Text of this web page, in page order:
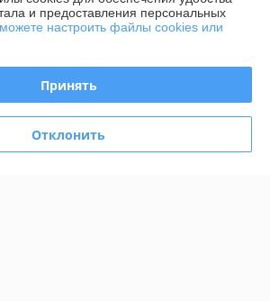
и предоставления персональных
настроить файлы cookies или
Принять
Отклонить